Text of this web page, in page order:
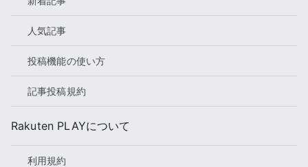
人気記事
投稿機能の使い方
記事投稿規約
Rakuten PLAYについて
利用規約